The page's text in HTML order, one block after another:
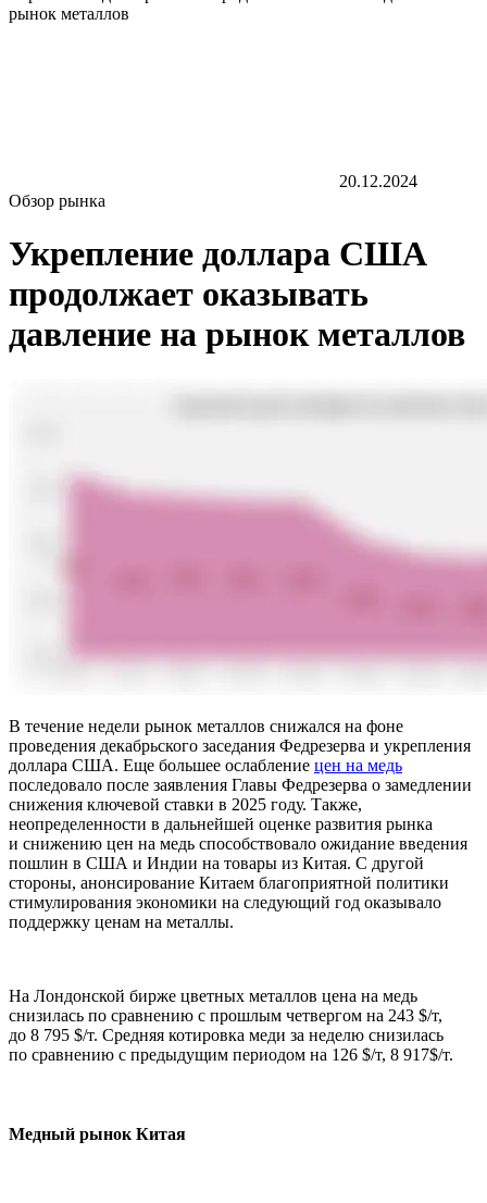
рынок металлов
20.12.2024
Обзор рынка
Укрепление доллара США
продолжает оказывать
давление на рынок металлов
В течение недели рынок металлов снижался на фоне
проведения декабрьского заседания Федрезерва и укрепления
доллара США. Еще большее ослабление цен на медь
последовало после заявления Главы Федрезерва о замедлении
снижения ключевой ставки в 2025 году. Также,
неопределенности в дальнейшей оценке развития рынка
и снижению цен на медь способствовало ожидание введения
пошлин в США и Индии на товары из Китая. С другой
стороны, анонсирование Китаем благоприятной политики
стимулирования экономики на следующий год оказывало
поддержку ценам на металлы.
На Лондонской бирже цветных металлов цена на медь
снизилась по сравнению с прошлым четвергом на 243 $/т,
до 8 795 $/т. Средняя котировка меди за неделю снизилась
по сравнению с предыдущим периодом на 126 $/т, 8 917$/т.
Медный рынок Китая